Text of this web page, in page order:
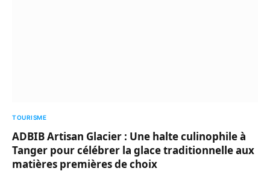
TOURISME
ADBIB Artisan Glacier : Une halte culinophile à
Tanger pour célébrer la glace traditionnelle aux
matières premières de choix